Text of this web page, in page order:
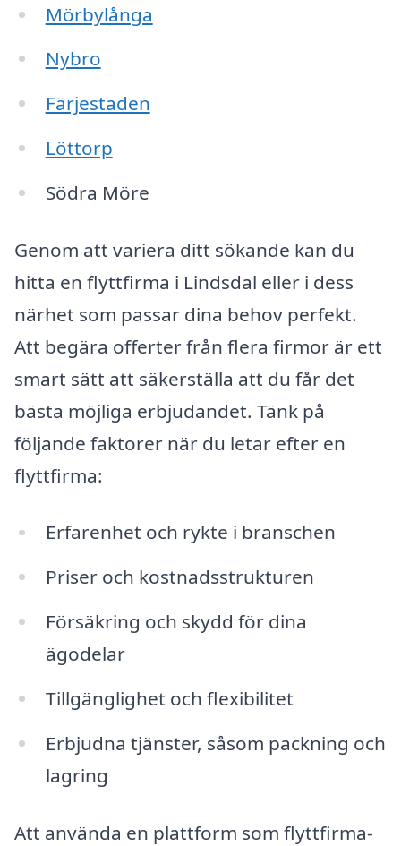
Mörbylånga
Nybro
Färjestaden
Löttorp
Södra Möre
Genom att variera ditt sökande kan du
hitta en flyttfirma i Lindsdal eller i dess
närhet som passar dina behov perfekt.
Att begära offerter från flera firmor är ett
smart sätt att säkerställa att du får det
bästa möjliga erbjudandet. Tänk på
följande faktorer när du letar efter en
flyttfirma:
Erfarenhet och rykte i branschen
Priser och kostnadsstrukturen
Försäkring och skydd för dina
ägodelar
Tillgänglighet och flexibilitet
Erbjudna tjänster, såsom packning och
lagring
Att använda en plattform som flyttfirma-